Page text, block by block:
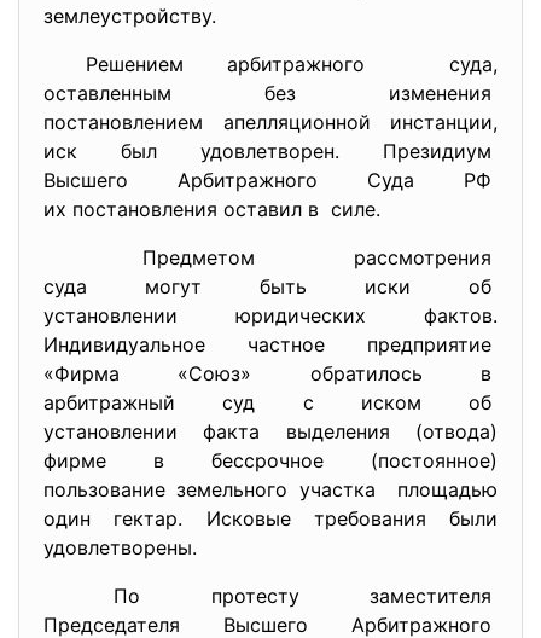
землеустройству.
Решением арбитражного суда,
оставленным без изменения
постановлением апелляционной инстанции,
иск был удовлетворен. Президиум
Высшего Арбитражного Суда РФ
их постановления оставил в силе.
Предметом рассмотрения
суда могут быть иски об
установлении юридических фактов.
Индивидуальное частное предприятие
«Фирма «Союз» обратилось в
арбитражный суд с иском об
установлении факта выделения (отвода)
фирме в бессрочное (постоянное)
пользование земельного участка площадью
один гектар. Исковые требования были
удовлетворены.
По протесту заместителя
Председателя Высшего Арбитражного